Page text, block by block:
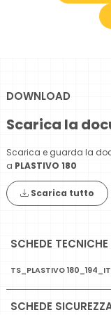
DOWNLOAD
Scarica la
Scarica e guarda la
a PLASTIVO 180
Scarica tutto
SCHEDE TECNICHE
TS_PLASTIVO
SCHEDE